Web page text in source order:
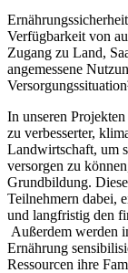
Verfügbarkeit von
Zugang zu Land,
angemessene
In unseren
zu verbesserter,
Landwirtschaft, um
versorgen zu
Grundbildung.
Teilnehmern dabei,
und langfristig den
Außerdem werden
Ernährung
Ressourcen ihre